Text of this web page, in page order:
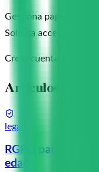
Gestiona pagos,
Solicita acceso
Crear cuenta gratis
Artículos
legal
RGPD para
edad